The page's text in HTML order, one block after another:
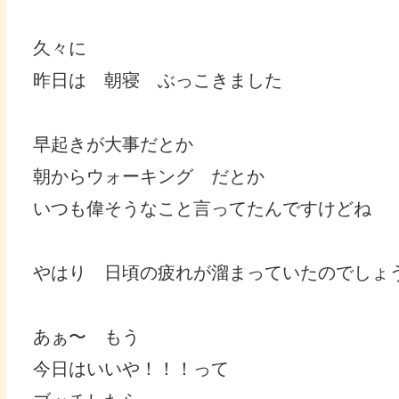
久々に
昨日は 朝寝 ぶっこきました
早起きが大事だとか
朝からウォーキング だとか
いつも偉そうなこと言ってたんですけどね
やはり 日頃の疲れが溜まっていたのでしょ
あぁ〜 もう
今日はいいや！！！って